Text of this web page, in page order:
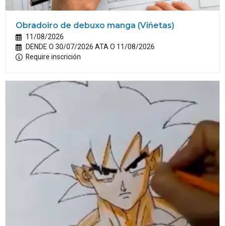
Obradoiro de debuxo manga (Viñetas)
11/08/2026
DENDE O 30/07/2026 ATA O 11/08/2026
Require inscrición